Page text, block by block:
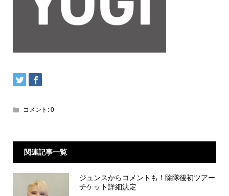
コメント: 0
関連記事一覧
ジュンスからコメントも！除隊後初ツアー
チケット詳細決定